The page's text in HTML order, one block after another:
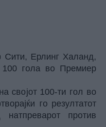
Сити, Ерлинг Халанд,
100 гола во Премиер
својот 100-ти гол во
го резултатот
против